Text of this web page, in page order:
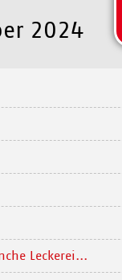
2024
Leckerei...